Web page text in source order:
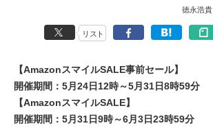
徳永浩貴
リスト
【AmazonスマイルSALE事前セール】
開催期間：5月24日12時～5月31日8時59分
【AmazonスマイルSALE】
開催期間：5月31日9時～6月3日23時59分